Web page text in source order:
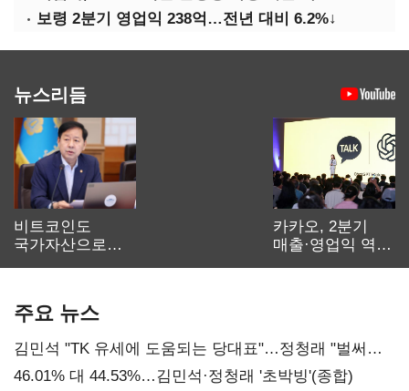
보령 2분기 영업익 238억…전년 대비 6.2%↓
뉴스리듬
비트코인도
국가자산으로…'
카카오, 2분기
매출·영업익 역대
주요 뉴스
김민석 "TK 유세에 도움되는 당대표"…정청래 "벌써
대표된 양 당직 배분"
46.01% 대 44.53%…김민석·정청래 '초박빙'(종합)